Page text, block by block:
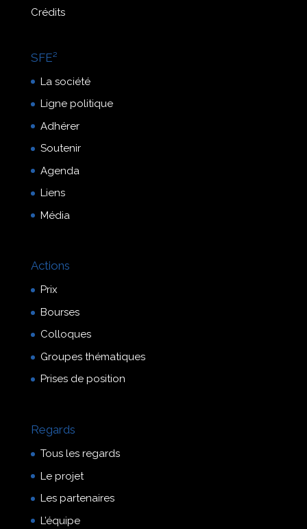
Crédits
SFE²
La société
Ligne politique
Adhérer
Soutenir
Agenda
Liens
Média
Actions
Prix
Bourses
Colloques
Groupes thématiques
Prises de position
Regards
Tous les regards
Le projet
Les partenaires
L’équipe